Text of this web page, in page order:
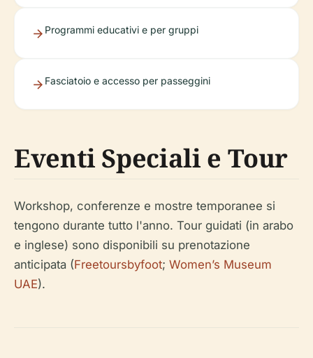
Programmi educativi e per gruppi
Fasciatoio e accesso per passeggini
Eventi Speciali e Tour
Workshop, conferenze e mostre temporanee si
tengono durante tutto l'anno. Tour guidati (in arabo
e inglese) sono disponibili su prenotazione
anticipata (Freetoursbyfoot; Women’s Museum
UAE).